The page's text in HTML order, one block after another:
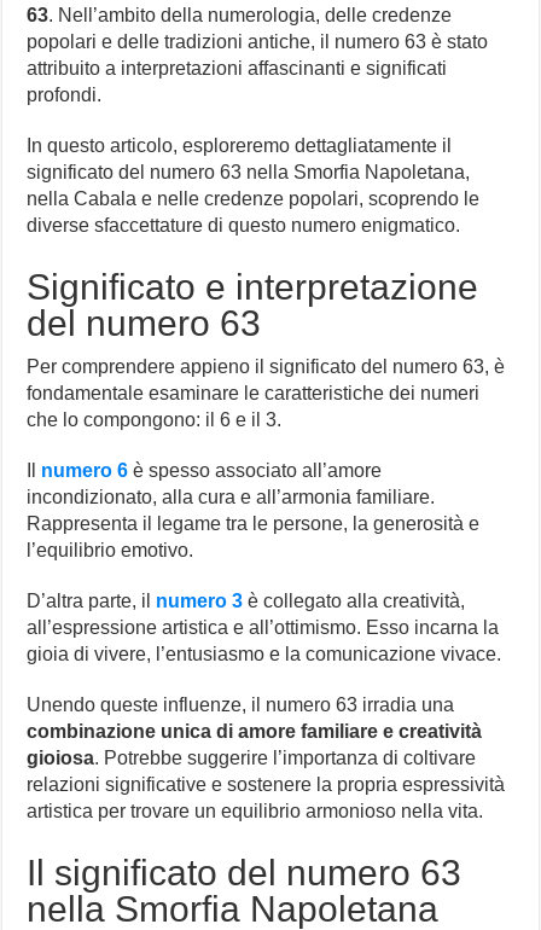
63. Nell’ambito della numerologia, delle credenze
popolari e delle tradizioni antiche, il numero 63 è stato
attribuito a interpretazioni affascinanti e significati
profondi.
In questo articolo, esploreremo dettagliatamente il
significato del numero 63 nella Smorfia Napoletana,
nella Cabala e nelle credenze popolari, scoprendo le
diverse sfaccettature di questo numero enigmatico.
Significato e interpretazione
del numero 63
Per comprendere appieno il significato del numero 63, è
fondamentale esaminare le caratteristiche dei numeri
che lo compongono: il 6 e il 3.
numero 6 è spesso associato all’amore
incondizionato, alla cura e all’armonia familiare.
Rappresenta il legame tra le persone, la generosità e
l’equilibrio emotivo.
D’altra parte, il numero 3 è collegato alla creatività,
all’espressione artistica e all’ottimismo. Esso incarna la
gioia di vivere, l’entusiasmo e la comunicazione vivace.
Unendo queste influenze, il numero 63 irradia una
combinazione unica di amore familiare e creatività
gioiosa. Potrebbe suggerire l’importanza di coltivare
relazioni significative e sostenere la propria espressività
artistica per trovare un equilibrio armonioso nella vita.
Il significato del numero 63
nella Smorfia Napoletana